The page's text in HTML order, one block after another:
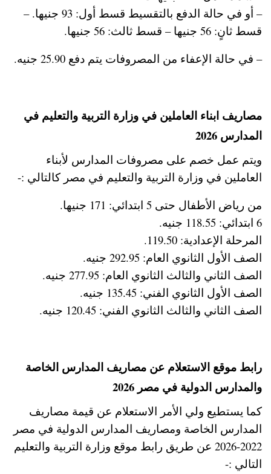
– أو في حالة الدفع بالتقسيط قسط أول: 93 جنيها. –
قسط ثانٍ: 56 جنيها – قسط ثالث: 56 جنيها.
– في حالة الإعفاء من المصروفات يتم دفع 25.90 جنيه.
مصاريف ابناء العاملين في وزارة التربية والتعليم في
المدارس 2026
ويتم عمل خصم على مصروفات المدارس لأبناء
العاملين في وزارة التربية والتعليم في مصر كالتالي :-
من رياض الأطفال حتى 5 ابتدائي: 171 جنيها.
6 ابتدائي: 118.55 جنيه.
المرحلة الإعدادية: 119.50.
الصف الأول الثانوي العام: 292.95 جنيه.
الصف الثاني والثالث الثانوي العام: 277.95 جنيه.
الصف الأول الثانوي الفني: 135.45 جنيه.
الصف الثاني والثالث الثانوي الفني: 120.45 جنيه.
رابط موقع الاستعلام عن مصاريف المدارس الخاصة
والمدارس الدولية في مصر 2026
كما يستطيع ولي الأمر الاستعلام عن قيمة مصاريف
المدارس الخاصة ومصاريف المدارس الدولية في مصر
2022-2026 عن طريق رابط موقع وزارة التربية والتعليم
التالي :-